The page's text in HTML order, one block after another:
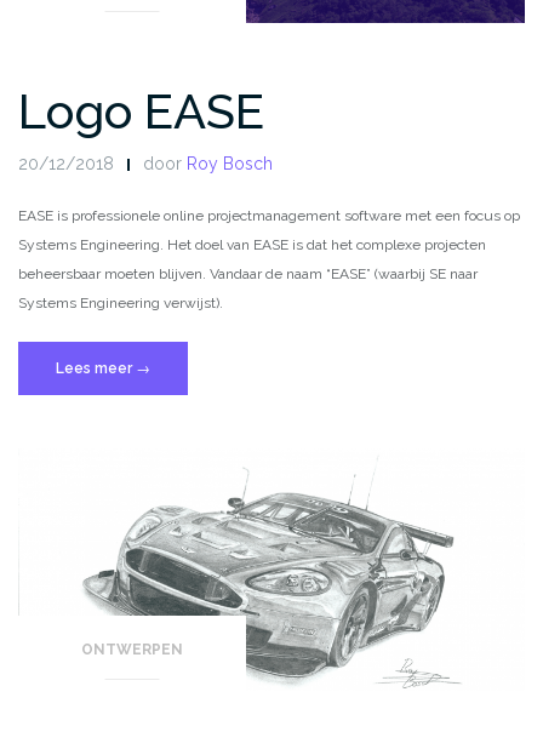
Logo EASE
20/12/2018 door Roy Bosch
EASE is professionele online projectmanagement software met een focus op
Systems Engineering. Het doel van EASE is dat het complexe projecten
beheersbaar moeten blijven. Vandaar de naam “EASE” (waarbij SE naar
Systems Engineering verwijst).
Lees meer “Logo
EASE”
→
ONTWERPEN